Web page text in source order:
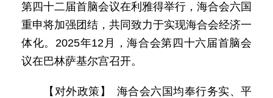
第四十二届首脑会议在利雅得举行，海合会六国
重申将加强团结，共同致力于实现海合会经济一
体化。2025年12月，海合会第四十六届首脑会
议在巴林萨基尔宫召开。
【对外政策】 海合会六国均奉行务实、平